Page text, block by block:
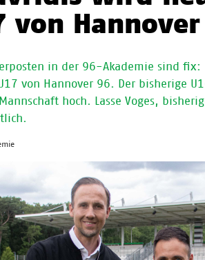
von
in der 96-Akademie sind
von Hannover 96. Der bisherige
hoch. Lasse Voges,